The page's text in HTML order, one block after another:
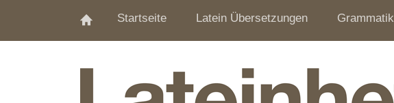
Startseite Latein Übersetzungen Grammatik